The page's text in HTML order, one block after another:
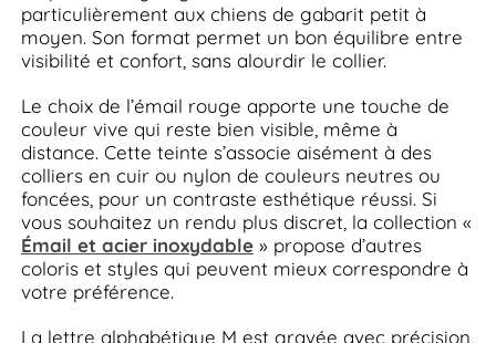
particulièrement aux chiens de gabarit petit à
moyen. Son format permet un bon équilibre entre
visibilité et confort, sans alourdir le collier.
Le choix de l’émail rouge apporte une touche de
couleur vive qui reste bien visible, même à
distance. Cette teinte s’associe aisément à des
colliers en cuir ou nylon de couleurs neutres ou
foncées, pour un contraste esthétique réussi. Si
vous souhaitez un rendu plus discret, la collection «
Émail et acier inoxydable» propose d’autres
coloris et styles qui peuvent mieux correspondre à
votre préférence.
La lettre alphabétique M est gravée avec précision,